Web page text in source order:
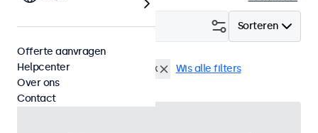
Sorteren
Filter (4)
12 inch touchscreens eMark Wis alle filters
Offerte aanvragen
Helpcenter
Over ons
Contact